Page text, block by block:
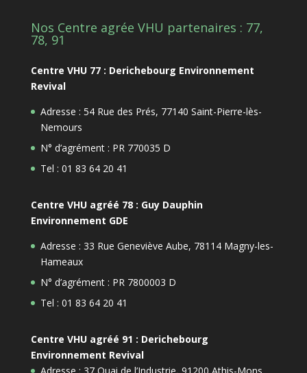
Nos Centre agrée VHU partenaires : 77,
78, 91
Centre VHU 77 : Derichebourg Environnement
Revival
Adresse : 54 Rue des Prés, 77140 Saint-Pierre-lès-
Nemours
N° d’agrément : PR 770035 D
Tel : 01 83 64 20 41
Centre VHU agréé 78 : Guy Dauphin
Environnement GDE
Adresse : 33 Rue Geneviève Aube, 78114 Magny-les-
Hameaux
N° d’agrément : PR 7800003 D
Tel : 01 83 64 20 41
Centre VHU agréé 91 : Derichebourg
Environnement Revival